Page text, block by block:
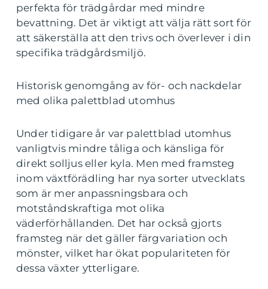
perfekta för trädgårdar med mindre
bevattning. Det är viktigt att välja rätt sort för
att säkerställa att den trivs och överlever i din
specifika trädgårdsmiljö.
Historisk genomgång av för- och nackdelar
med olika palettblad utomhus
Under tidigare år var palettblad utomhus
vanligtvis mindre tåliga och känsliga för
direkt solljus eller kyla. Men med framsteg
inom växtförädling har nya sorter utvecklats
som är mer anpassningsbara och
motståndskraftiga mot olika
väderförhållanden. Det har också gjorts
framsteg när det gäller färgvariation och
mönster, vilket har ökat populariteten för
dessa växter ytterligare.